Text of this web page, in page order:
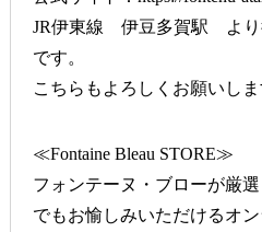
JR伊東線 伊豆多賀駅 より
です。
こちらもよろしくお願いしま
≪Fontaine Bleau STORE≫
フォンテーヌ・ブローが厳
でもお愉しみいただけるオン